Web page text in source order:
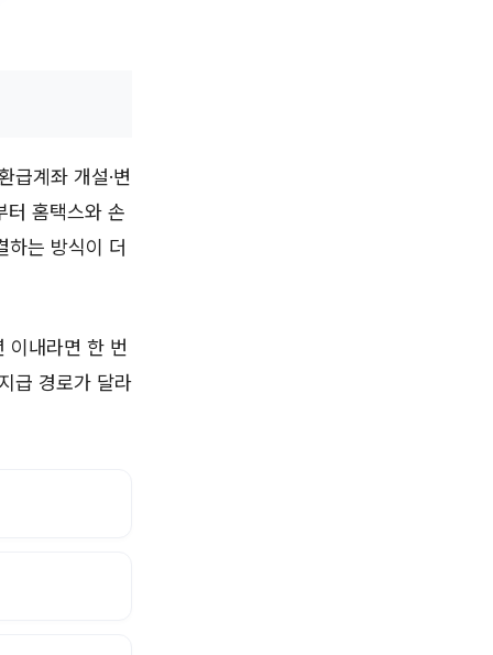
급계좌 개설·변
터 홈택스와 손
하는 방식이 더
이내라면 한 번
급 경로가 달라